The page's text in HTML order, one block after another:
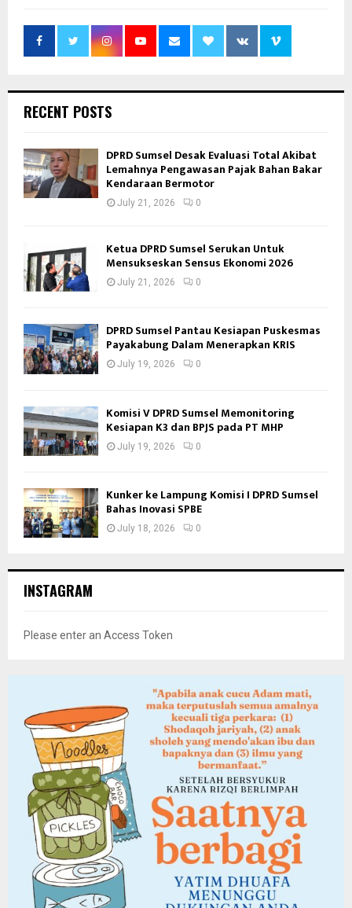
RECENT POSTS
DPRD Sumsel Desak Evaluasi Total Akibat
Lemahnya Pengawasan Pajak Bahan Bakar
Kendaraan Bermotor
July 21, 2026 0
Ketua DPRD Sumsel Serukan Untuk
Mensukseskan Sensus Ekonomi 2026
July 21, 2026 0
DPRD Sumsel Pantau Kesiapan Puskesmas
Payakabung Dalam Menerapkan KRIS
July 19, 2026 0
Komisi V DPRD Sumsel Memonitoring
Kesiapan K3 dan BPJS pada PT MHP
July 19, 2026 0
Kunker ke Lampung Komisi I DPRD Sumsel
Bahas Inovasi SPBE
July 18, 2026 0
INSTAGRAM
Please enter an Access Token